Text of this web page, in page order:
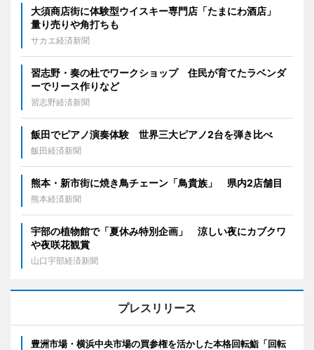
大須商店街に体験型ウイスキー専門店「たまにわ酒店」
量り売りや角打ちも
サカエ経済新聞
習志野・奏の杜でワークショップ 住民が育てたラベンダ
ーでリース作りなど
習志野経済新聞
飯田でピアノ演奏体験 世界三大ピアノ2台を弾き比べ
飯田経済新聞
熊本・新市街に焼き鳥チェーン「鳥貴族」 県内2店舗目
熊本経済新聞
宇部の植物館で「夏休み特別企画」 涼しい夜にカブクワ
や夜咲花観賞
山口宇部経済新聞
プレスリリース
豊洲市場・横浜中央市場の買参権を活かした本格回転鮨「回転